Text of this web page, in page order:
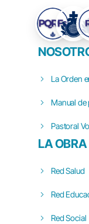
La Orden
Manual
Pastoral
LA OBRA
Red Salud
Red
Red Social